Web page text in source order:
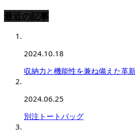
最近の記事
2024.10.18
収納力と機能性を兼ね備えた革
2024.06.25
別注トートバッグ